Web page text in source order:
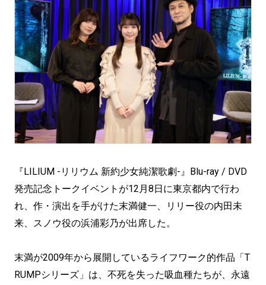
『LILIUM -リリウム 新約少女純潔歌劇-』Blu-ray / DVD
発売記念トークイベントが12月8日に東京都内で行わ
れ、作・演出を手がけた末満健一、リリー役の内田未
来、スノウ役の浜浦彩乃が出席した。
末満が2009年から展開しているライフワーク的作品「T
RUMPシリーズ」は、不死を失った吸血種たちが、永遠